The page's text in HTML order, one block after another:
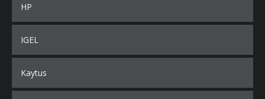
HP
IGEL
Kaytus